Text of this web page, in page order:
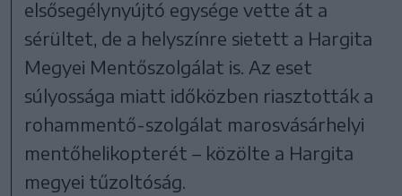
elsősegélynyújtó egysége vette át a
sérültet, de a helyszínre sietett a Hargita
Megyei Mentőszolgálat is. Az eset
súlyossága miatt időközben riasztották a
rohammentő-szolgálat marosvásárhelyi
mentőhelikopterét – közölte a Hargita
megyei tűzoltóság.